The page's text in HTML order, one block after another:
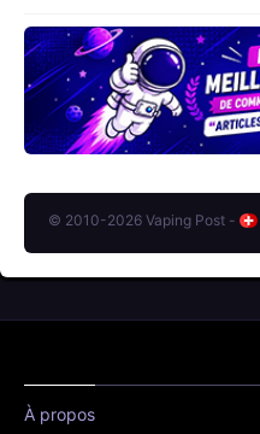
© 2010-2026 Vaping Post -
À propos